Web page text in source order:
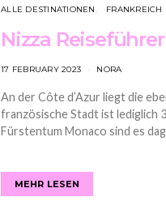
ALLE DESTINATIONEN FRANKREICH
Nizza
17 FEBRUARY 2023 NORA
An der Côte d’Azur liegt die
französische Stadt ist lediglich
Fürstentum Monaco sind es
MEHR LESEN